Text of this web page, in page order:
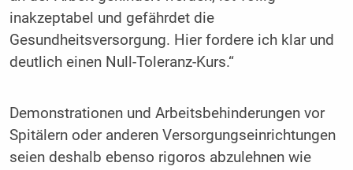
inakzeptabel und gefährdet die
Gesundheitsversorgung. Hier fordere ich klar und
deutlich einen Null-Toleranz-Kurs.“
Demonstrationen und Arbeitsbehinderungen vor
Spitälern oder anderen Versorgungseinrichtungen
seien deshalb ebenso rigoros abzulehnen wie